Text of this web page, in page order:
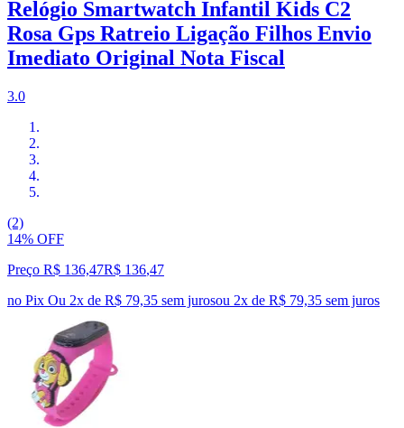
Relógio Smartwatch Infantil Kids C2
Rosa Gps Ratreio Ligação Filhos Envio
Imediato Original Nota Fiscal
3.0
(2)
14% OFF
Preço R$ 136,47R$ 136,47
no Pix Ou 2x de R$ 79,35 sem jurosou 2x de R$ 79,35 sem juros